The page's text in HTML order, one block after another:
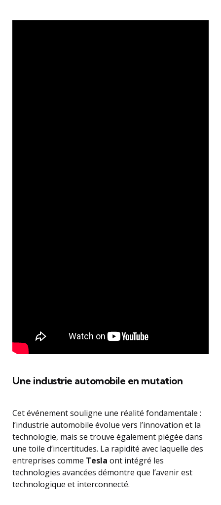
Une industrie automobile en mutation
Cet événement souligne une réalité fondamentale :
l’industrie automobile évolue vers l’innovation et la
technologie, mais se trouve également piégée dans
une toile d’incertitudes. La rapidité avec laquelle des
entreprises comme Tesla ont intégré les
technologies avancées démontre que l’avenir est
technologique et interconnecté.